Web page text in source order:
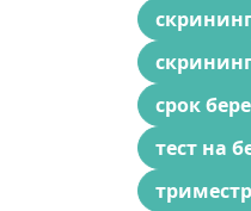
срок
тест на